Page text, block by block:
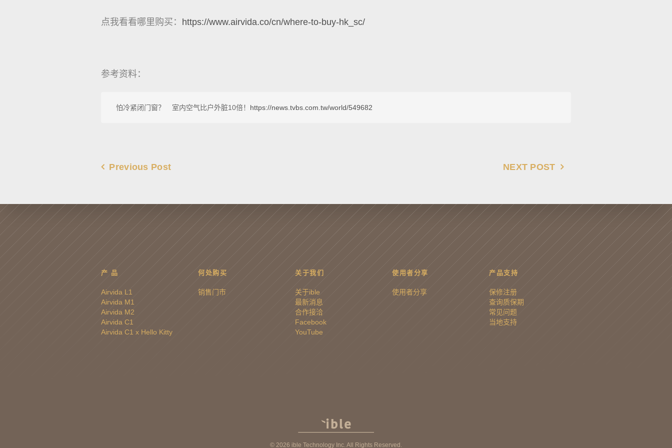
点我看看哪里购买： https://www.airvida.co/cn/where-to-buy-hk_sc/
参考资料：
怕冷紧闭门窗？　室内空气比户外脏10倍！ https://news.tvbs.com.tw/world/549682
Previous Post NEXT POST
产 品
Airvida L1
Airvida M1
Airvida M2
Airvida C1
Airvida C1 x Hello Kitty
何处购买
销售门市
关于我们
关于ible
最新消息
合作接洽
Facebook
YouTube
使用者分享
使用者分享
产品支持
保修注册
查询质保期
常见问题
当地支持
© 2026 ible Technology Inc. All Rights Reserved.